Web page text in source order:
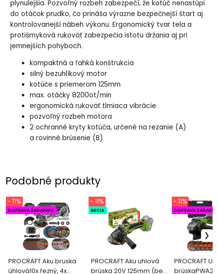
plynulejšia. Pozvoľný rozbeh zabezpečí, že kotúč nenastúpi
do otáčok prudko, čo prináša výrazne bezpečnejší štart aj
kontrolovanejší nábeh výkonu. Ergonomický tvar tela a
protišmyková rukoväť zabezpečia istotu držania aj pri
jemnejších pohyboch.
kompaktná a ľahká konštrukcia
silný bezuhlíkový motor
kotúče s priemerom 125mm
max. otáčky 8200ot/min
ergonomická rukoväť tlmiaca vibrácie
pozvoľný rozbeh motora
2 ochranné kryty kotúča, určené na rezanie (A)
a rovinné brúsenie (B)
Podobné produkty
PROCRAFT Aku bruska
úhlová10x řezný, 4x
DOPRAVA ZADARMO
- 11%
PROCRAFT Aku uhlová
brúska 20V 125mm (bez
AKCIA
- 11%
PROCRAFT
DOPRAVA
- 11%